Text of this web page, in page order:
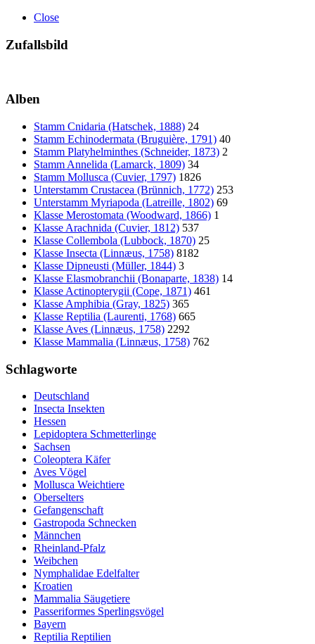
Close
Zufallsbild
Alben
Stamm Cnidaria (Hatschek, 1888) 24
Stamm Echinodermata (Bruguière, 1791) 40
Stamm Platyhelminthes (Schneider, 1873) 2
Stamm Annelida (Lamarck, 1809) 34
Stamm Mollusca (Cuvier, 1797) 1826
Unterstamm Crustacea (Brünnich, 1772) 253
Unterstamm Myriapoda (Latreille, 1802) 69
Klasse Merostomata (Woodward, 1866) 1
Klasse Arachnida (Cuvier, 1812) 537
Klasse Collembola (Lubbock, 1870) 25
Klasse Insecta (Linnæus, 1758) 8182
Klasse Dipneusti (Müller, 1844) 3
Klasse Elasmobranchii (Bonaparte, 1838) 14
Klasse Actinopterygii (Cope, 1871) 461
Klasse Amphibia (Gray, 1825) 365
Klasse Reptilia (Laurenti, 1768) 665
Klasse Aves (Linnæus, 1758) 2292
Klasse Mammalia (Linnæus, 1758) 762
Schlagworte
Deutschland
Insecta Insekten
Hessen
Lepidoptera Schmetterlinge
Sachsen
Coleoptera Käfer
Aves Vögel
Mollusca Weichtiere
Oberselters
Gefangenschaft
Gastropoda Schnecken
Männchen
Rheinland-Pfalz
Weibchen
Nymphalidae Edelfalter
Kroatien
Mammalia Säugetiere
Passeriformes Sperlingsvögel
Bayern
Reptilia Reptilien